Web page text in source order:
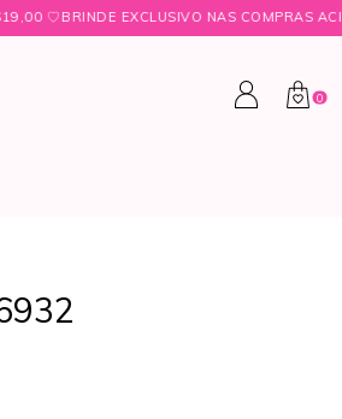
NAS COMPRAS ACIMA DE R$349,99 ㅤ
0